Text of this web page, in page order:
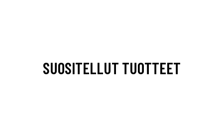
SUOSITELLUT TUOTTEET